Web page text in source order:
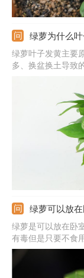
绿萝为什么
绿萝叶子发黄主要
多、换盆换土导致
察，发现叶片发黄
绿萝可以放
绿萝是可以放在卧
有毒但是只要不食
晚上不要放在卧室